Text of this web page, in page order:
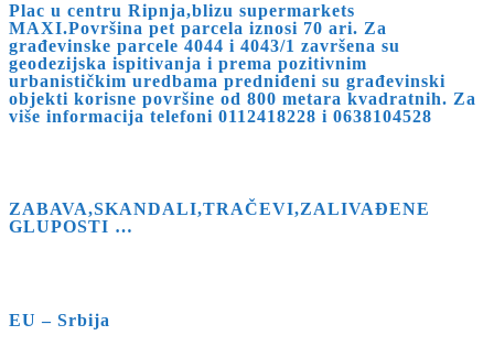
Plac u centru Ripnja,blizu supermarkets
MAXI.Površina pet parcela iznosi 70 ari. Za
građevinske parcele 4044 i 4043/1 završena su
geodezijska ispitivanja i prema pozitivnim
urbanističkim uredbama predniđeni su građevinski
objekti korisne površine od 800 metara kvadratnih. Za
više informacija telefoni 0112418228 i 0638104528
ZABAVA,SKANDALI,TRAČEVI,ZALIVAĐENE
GLUPOSTI …
EU – Srbija